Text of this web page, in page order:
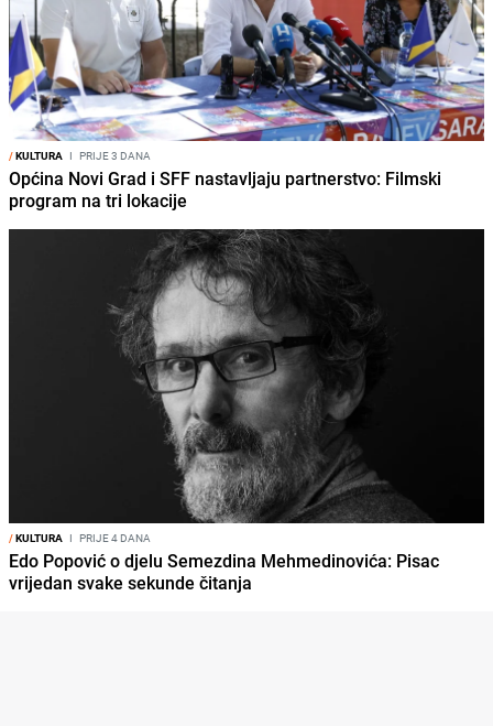
/KULTURA I PRIJE 3 DANA
Općina Novi Grad i SFF nastavljaju partnerstvo: Filmski
program na tri lokacije
/KULTURA I PRIJE 4 DANA
Edo Popović o djelu Semezdina Mehmedinovića: Pisac
vrijedan svake sekunde čitanja